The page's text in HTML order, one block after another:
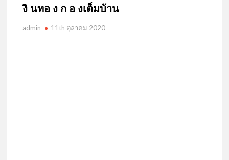
พญานาคประทานพรให้ 5 ลัคนาราศี มีเกณฑ์ได้ลาภลอย จะมี
งิ นทอ ง ก อ งเต็มบ้าน
admin 11th ตุลาคม 2020